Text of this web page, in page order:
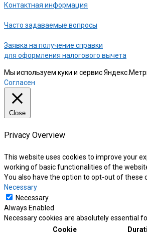
Контактная информация
Часто задаваемые вопросы
Заявка на получение справки
для оформления налогового вычета
Мы используем куки и сервис
Согласен
Close
Privacy Overview
This website uses cookies to improve your
working of basic functionalities of the
You also have the option to opt-out of
Necessary
Necessary
Always Enabled
Necessary cookies are absolutely essential
Cookie